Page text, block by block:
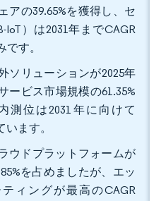
アの39.65%を獲得し、セ
IoT）は2031年までCAGR
です。
ソリューションが2025年
ービス市場規模の61.35%
測位は2031年に向けて
います。
ウドプラットフォームが
を占めましたが、エッ
ィングが最高のCAGR